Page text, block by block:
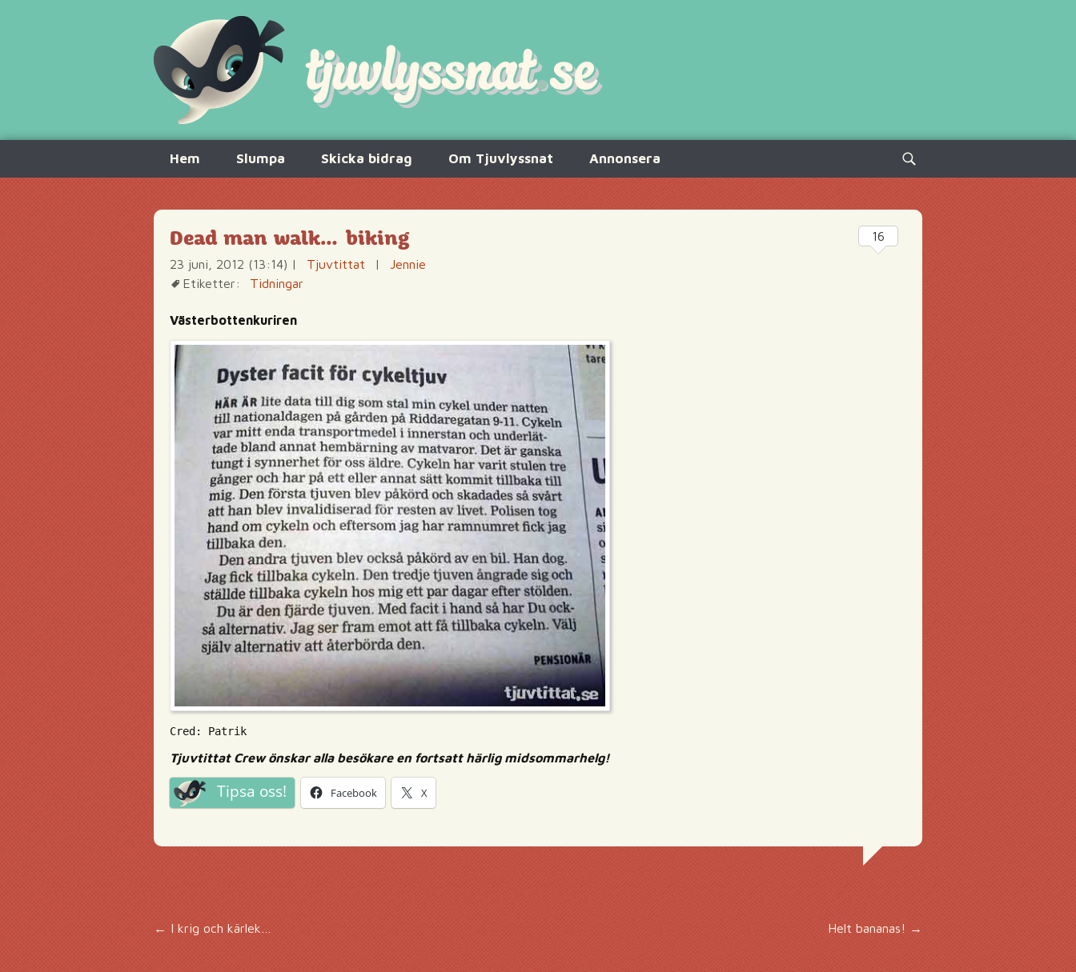
innehåll
Hem Slumpa Skicka bidrag Om Tjuvlyssnat Annonsera
Sök
efter:
Dead man walk… biking
23 juni, 2012 (13:14) | Tjuvtittat |
Jennie
Etiketter:
Tidningar
Västerbottenkuriren
Cred: Patrik
Tjuvtittat Crew önskar alla besökare en fortsatt härlig midsommarhelg!
Tipsa oss! Facebook X
16
Inläggsnavigering
← I krig och kärlek… Helt bananas! →